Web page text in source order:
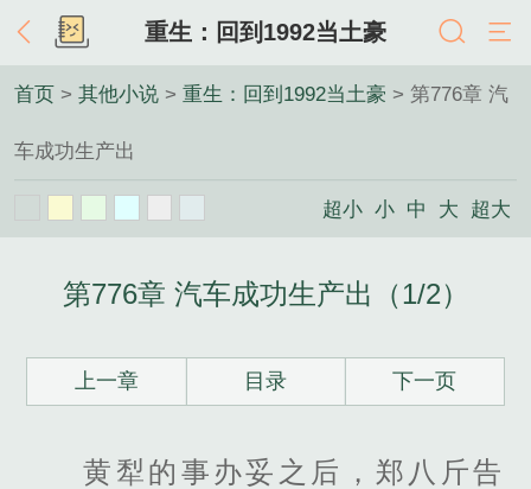
重生：回到1992当土豪
首页 > 其他小说 > 重生：回到1992当土豪 > 第776章 汽
车成功生产出
超小 小 中 大 超大
第776章 汽车成功生产出（1/2）
上一章 目录 下一页
黄犁的事办妥之后，郑八斤告